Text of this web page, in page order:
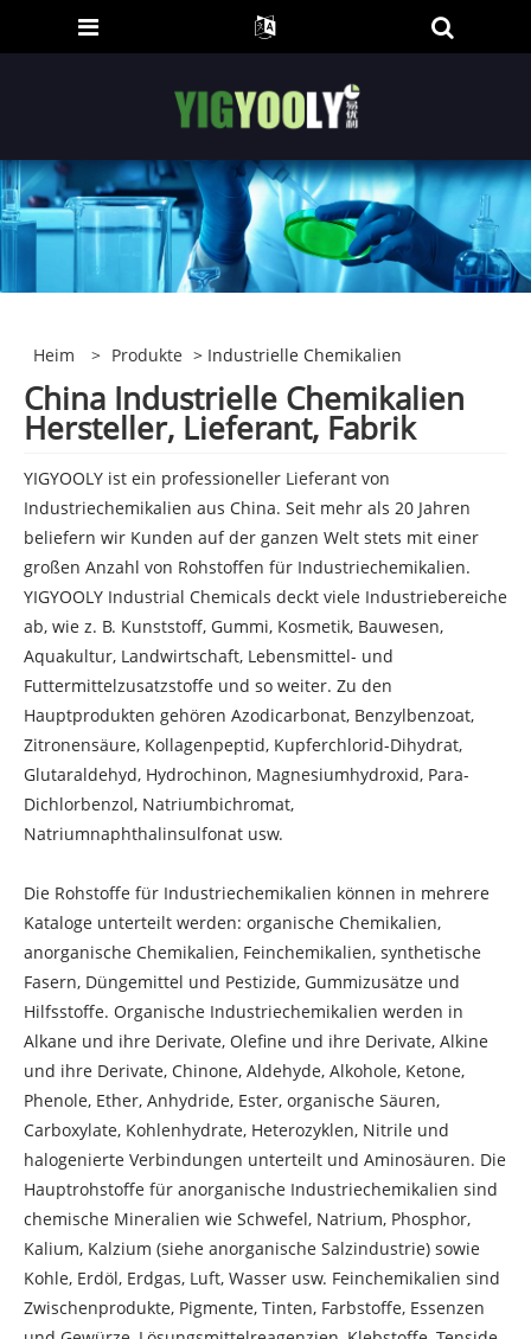
Heim > Produkte > Industrielle Chemikalien
China Industrielle Chemikalien
Hersteller, Lieferant, Fabrik
YIGYOOLY ist ein professioneller Lieferant von
Industriechemikalien aus China. Seit mehr als 20 Jahren
beliefern wir Kunden auf der ganzen Welt stets mit einer
großen Anzahl von Rohstoffen für Industriechemikalien.
YIGYOOLY Industrial Chemicals deckt viele Industriebereiche
ab, wie z. B. Kunststoff, Gummi, Kosmetik, Bauwesen,
Aquakultur, Landwirtschaft, Lebensmittel- und
Futtermittelzusatzstoffe und so weiter. Zu den
Hauptprodukten gehören Azodicarbonat, Benzylbenzoat,
Zitronensäure, Kollagenpeptid, Kupferchlorid-Dihydrat,
Glutaraldehyd, Hydrochinon, Magnesiumhydroxid, Para-
Dichlorbenzol, Natriumbichromat,
Natriumnaphthalinsulfonat usw.
Die Rohstoffe für Industriechemikalien können in mehrere
Kataloge unterteilt werden: organische Chemikalien,
anorganische Chemikalien, Feinchemikalien, synthetische
Fasern, Düngemittel und Pestizide, Gummizusätze und
Hilfsstoffe. Organische Industriechemikalien werden in
Alkane und ihre Derivate, Olefine und ihre Derivate, Alkine
und ihre Derivate, Chinone, Aldehyde, Alkohole, Ketone,
Phenole, Ether, Anhydride, Ester, organische Säuren,
Carboxylate, Kohlenhydrate, Heterozyklen, Nitrile und
halogenierte Verbindungen unterteilt und Aminosäuren. Die
Hauptrohstoffe für anorganische Industriechemikalien sind
chemische Mineralien wie Schwefel, Natrium, Phosphor,
Kalium, Kalzium (siehe anorganische Salzindustrie) sowie
Kohle, Erdöl, Erdgas, Luft, Wasser usw. Feinchemikalien sind
Zwischenprodukte, Pigmente, Tinten, Farbstoffe, Essenzen